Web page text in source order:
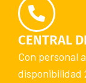
CENTRAL
Con personal
disponibilidad